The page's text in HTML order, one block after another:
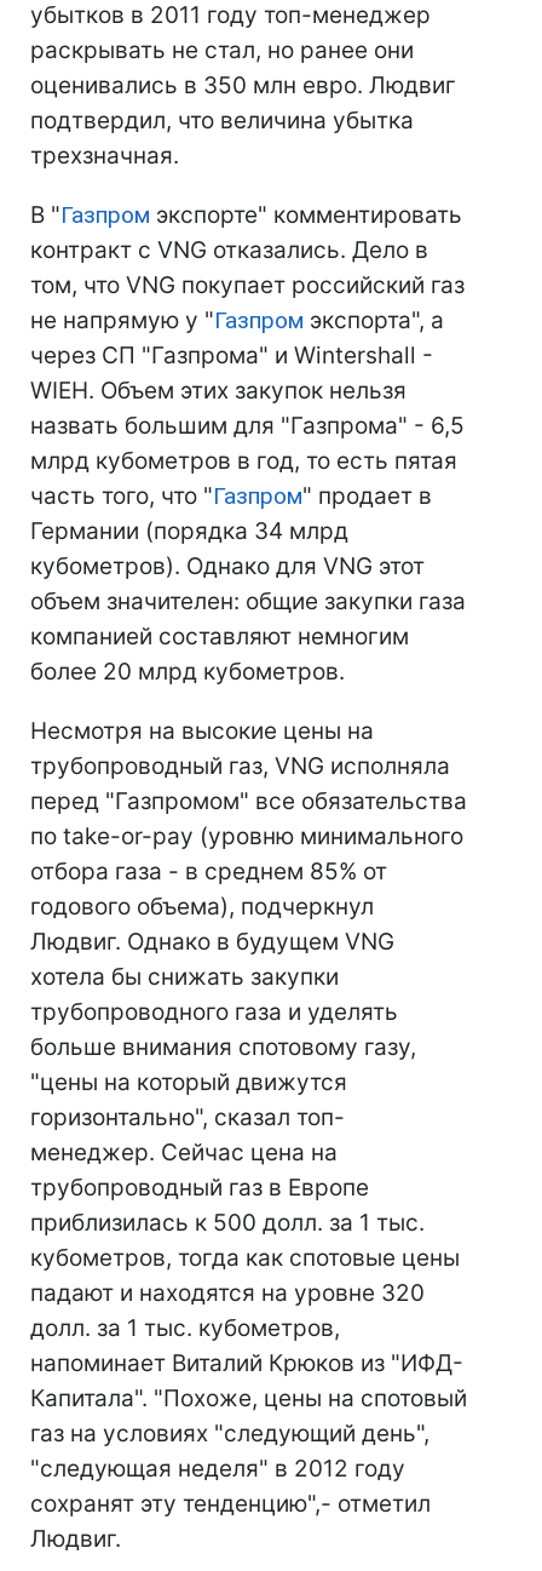
убытков в 2011 году топ-менеджер
раскрывать не стал, но ранее они
оценивались в 350 млн евро. Людвиг
подтвердил, что величина убытка
трехзначная.
В "Газпром экспорте" комментировать
контракт с VNG отказались. Дело в
том, что VNG покупает российский газ
не напрямую у "Газпром экспорта", а
через СП "Газпрома" и Wintershall -
WIEH. Объем этих закупок нельзя
назвать большим для "Газпрома" - 6,5
млрд кубометров в год, то есть пятая
часть того, что "Газпром" продает в
Германии (порядка 34 млрд
кубометров). Однако для VNG этот
объем значителен: общие закупки газа
компанией составляют немногим
более 20 млрд кубометров.
Несмотря на высокие цены на
трубопроводный газ, VNG исполняла
перед "Газпромом" все обязательства
по take-or-pay (уровню минимального
отбора газа - в среднем 85% от
годового объема), подчеркнул
Людвиг. Однако в будущем VNG
хотела бы снижать закупки
трубопроводного газа и уделять
больше внимания спотовому газу,
"цены на который движутся
горизонтально", сказал топ-
менеджер. Сейчас цена на
трубопроводный газ в Европе
приблизилась к 500 долл. за 1 тыс.
кубометров, тогда как спотовые цены
падают и находятся на уровне 320
долл. за 1 тыс. кубометров,
напоминает Виталий Крюков из "ИФД-
Капитала". "Похоже, цены на спотовый
газ на условиях "следующий день",
"следующая неделя" в 2012 году
сохранят эту тенденцию",- отметил
Людвиг.